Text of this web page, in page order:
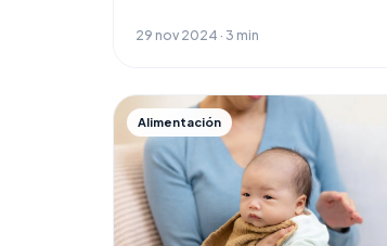
29 nov 2024 · 3 min
Alimentación